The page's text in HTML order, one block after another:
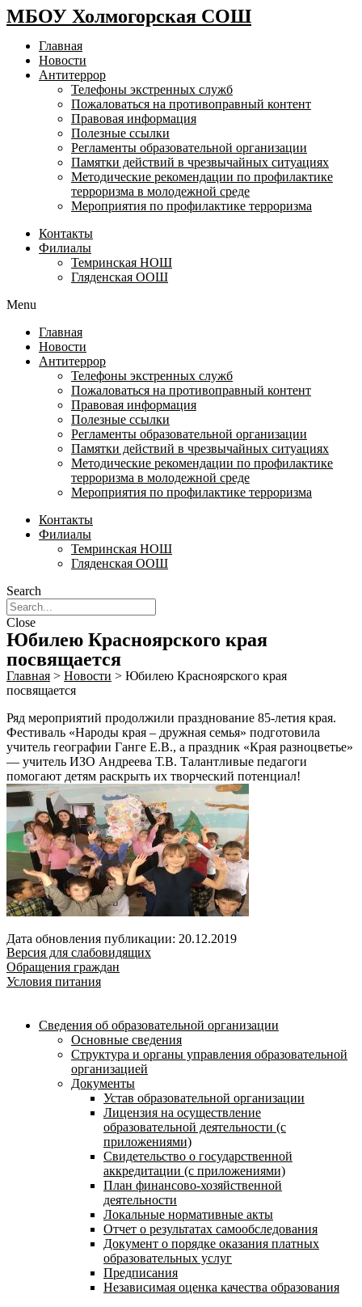
МБОУ Холмогорская СОШ
Главная
Новости
Антитеррор
Телефоны экстренных служб
Пожаловаться на противоправный контент
Правовая информация
Полезные ссылки
Регламенты образовательной организации
Памятки действий в чрезвычайных ситуациях
Методические рекомендации по профилактике
терроризма в молодежной среде
Мероприятия по профилактике терроризма
Контакты
Филиалы
Темринская НОШ
Гляденская ООШ
Menu
Главная
Новости
Антитеррор
Телефоны экстренных служб
Пожаловаться на противоправный контент
Правовая информация
Полезные ссылки
Регламенты образовательной организации
Памятки действий в чрезвычайных ситуациях
Методические рекомендации по профилактике
терроризма в молодежной среде
Мероприятия по профилактике терроризма
Контакты
Филиалы
Темринская НОШ
Гляденская ООШ
Search
Close
Юбилею Красноярского края
посвящается
Главная > Новости > Юбилею Красноярского края
посвящается
Ряд мероприятий продолжили празднование 85-летия края.
Фестиваль «Народы края – дружная семья» подготовила
учитель географии Ганге Е.В., а праздник «Края разноцветье»
— учитель ИЗО Андреева Т.В. Талантливые педагоги
помогают детям раскрыть их творческий потенциал!
Дата обновления публикации: 20.12.2019
Версия для слабовидящих
Обращения граждан
Условия питания
Сведения об образовательной организации
Основные сведения
Структура и органы управления образовательной
организацией
Документы
Устав образовательной организации
Лицензия на осуществление
образовательной деятельности (с
приложениями)
Свидетельство о государственной
аккредитации (с приложениями)
План финансово-хозяйственной
деятельности
Локальные нормативные акты
Отчет о результатах самообследования
Документ о порядке оказания платных
образовательных услуг
Предписания
Независимая оценка качества образования